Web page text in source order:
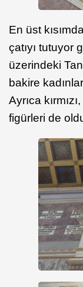
En üst
çatıyı tutuyor
üzerindeki
bakire
Ayrıca
figürleri de